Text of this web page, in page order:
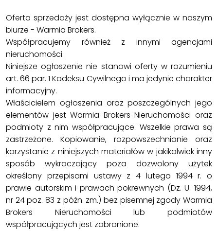
Oferta sprzedaży jest dostępna wyłącznie w naszym
biurze - Warmia Brokers.
Współpracujemy również z innymi agencjami
nieruchomości.
Niniejsze ogłoszenie nie stanowi oferty w rozumieniu
art. 66 par. 1 Kodeksu Cywilnego i ma jedynie charakter
informacyjny.
Właścicielem ogłoszenia oraz poszczególnych jego
elementów jest Warmia Brokers Nieruchomości oraz
podmioty z nim współpracujące. Wszelkie prawa są
zastrzeżone. Kopiowanie, rozpowszechnianie oraz
korzystanie z niniejszych materiałów w jakikolwiek inny
sposób wykraczający poza dozwolony użytek
określony przepisami ustawy z 4 lutego 1994 r. o
prawie autorskim i prawach pokrewnych (Dz. U. 1994,
nr 24 poz. 83 z późn. zm.) bez pisemnej zgody Warmia
Brokers Nieruchomości lub podmiotów
współpracujących jest zabronione.